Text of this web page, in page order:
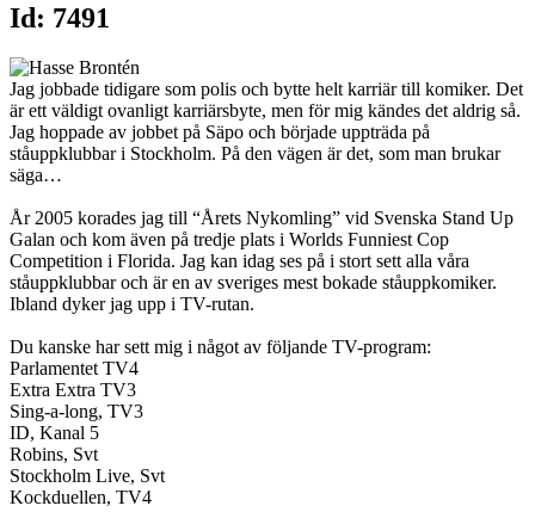
Id: 7491
Jag jobbade tidigare som polis och bytte helt karriär till komiker. Det
är ett väldigt ovanligt karriärsbyte, men för mig kändes det aldrig så.
Jag hoppade av jobbet på Säpo och började uppträda på
ståuppklubbar i Stockholm. På den vägen är det, som man brukar
säga…
År 2005 korades jag till “Årets Nykomling” vid Svenska Stand Up
Galan och kom även på tredje plats i Worlds Funniest Cop
Competition i Florida. Jag kan idag ses på i stort sett alla våra
ståuppklubbar och är en av sveriges mest bokade ståuppkomiker.
Ibland dyker jag upp i TV-rutan.
Du kanske har sett mig i något av följande TV-program:
Parlamentet TV4
Extra Extra TV3
Sing-a-long, TV3
ID, Kanal 5
Robins, Svt
Stockholm Live, Svt
Kockduellen, TV4